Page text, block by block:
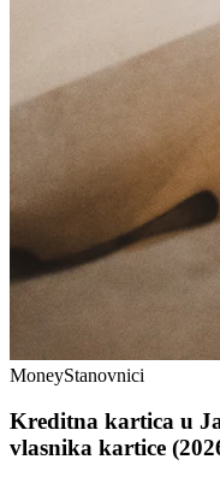
MoneyStanovnici
Kreditna kartica u
vlasnika kartice